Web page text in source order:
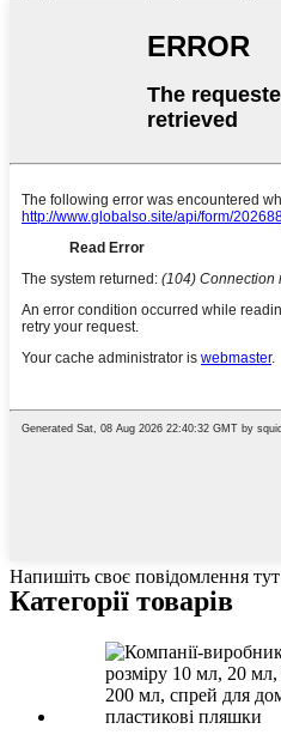
Напишіть своє повідомлення
Категорії товарів